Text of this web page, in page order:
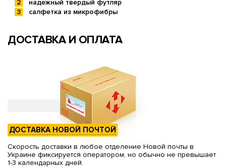
надежный твердый футляр
салфетка из микрофибры
ДОСТАВКА И ОПЛАТА
ДОСТАВКА НОВОЙ ПОЧТОЙ
Скорость доставки в любое отделение Новой почты в
Украине фиксируется оператором, но обычно не превышает
1-3 календарных дней.